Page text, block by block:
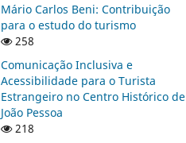
Mário Carlos Beni: Contribuição
para o estudo do turismo
258
Comunicação Inclusiva e
Acessibilidade para o Turista
Estrangeiro no Centro Histórico de
João Pessoa
218